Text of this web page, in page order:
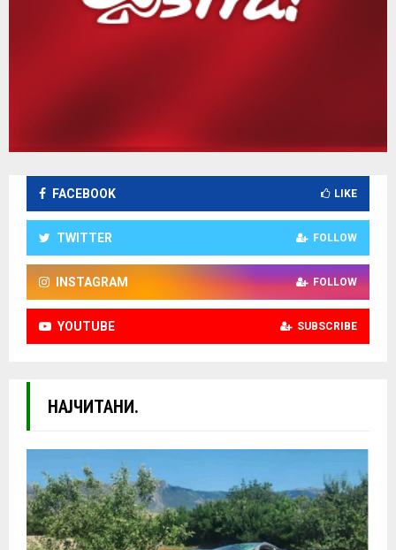
FACEBOOK LIKE
TWITTER FOLLOW
INSTAGRAM FOLLOW
YOUTUBE SUBSCRIBE
НАЈЧИТАНИ.